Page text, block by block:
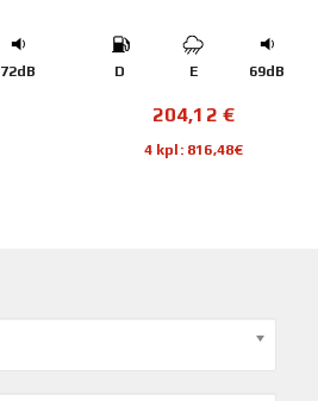
72dB D E 69dB
204,12€
4 kpl: 816,48€